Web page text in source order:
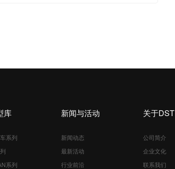
库
系列
系列
新闻与活动
新闻动态
最新活动
行业前沿
关于DST
公司简介
企业文化
联系我们